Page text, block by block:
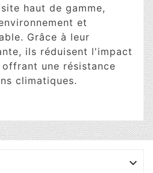
haut de gamme,
et
Grâce à leur
ils réduisent l'impact
une résistance
climatiques.
